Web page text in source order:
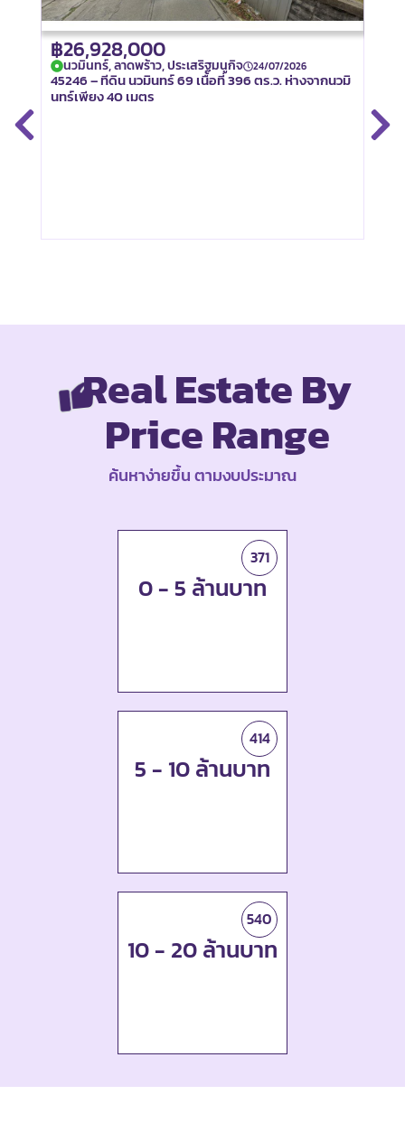
฿26,928,000
นวมินทร์, ลาดพร้าว, ประเสริฐมนูกิจ 24/07/2026
45246 – ทีดิน นวมินทร์ 69 เนื้อที่ 396 ตร.ว. ห่างจากนวมิ
นทร์เพียง 40 เมตร
89 ที่
Real Estate By
Price Range
ค้นหาง่ายขึ้น ตามงบประมาณ
371
0 - 5 ล้านบาท
414
5 - 10 ล้านบาท
540
10 - 20 ล้านบาท